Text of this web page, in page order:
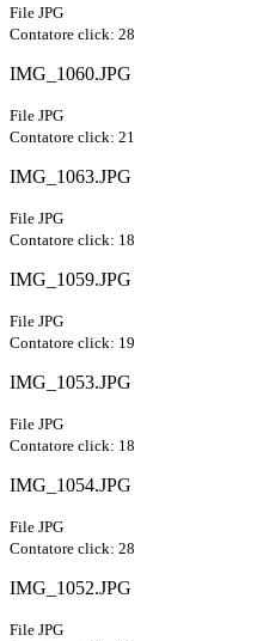
File JPG
Contatore click: 28
IMG_1060.JPG
File JPG
Contatore click: 21
IMG_1063.JPG
File JPG
Contatore click: 18
IMG_1059.JPG
File JPG
Contatore click: 19
IMG_1053.JPG
File JPG
Contatore click: 18
IMG_1054.JPG
File JPG
Contatore click: 28
IMG_1052.JPG
File JPG